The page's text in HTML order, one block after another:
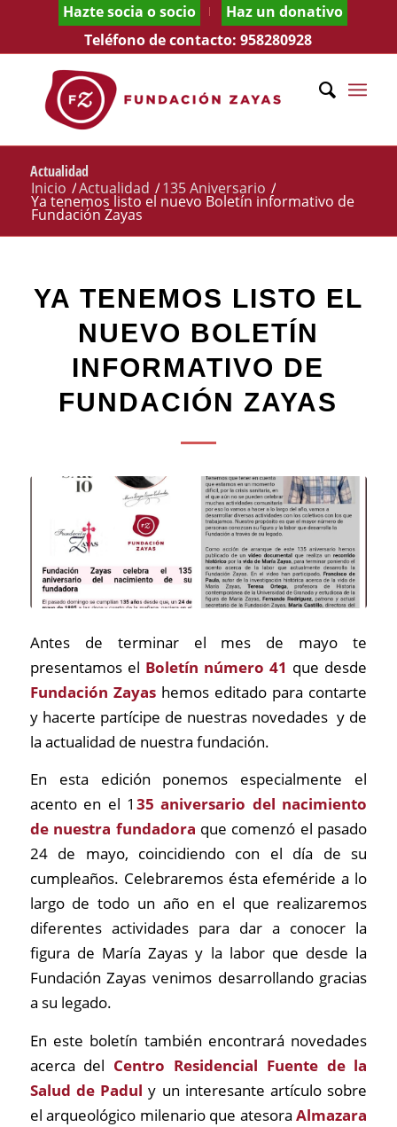
Hazte socia o socio
Haz un donativo
Teléfono de contacto:958280928
Actualidad
Inicio /Actualidad /135 Aniversario /
Ya tenemos listo el nuevo Boletín informativo de
Fundación Zayas
YA TENEMOS LISTO EL
NUEVO BOLETÍN
INFORMATIVO DE
FUNDACIÓN ZAYAS
Antes de terminar el mes de mayo te
presentamos el Boletín número 41 que desde
Fundación Zayashemos editado para contarte
y hacerte partícipe de nuestras novedades y de
la actualidad de nuestra fundación.
En esta edición ponemos especialmente el
acento en el 1 35 aniversario del nacimiento
de nuestra fundadora que comenzó el pasado
24 de mayo, coincidiendo con el día de su
cumpleaños. Celebraremos ésta efeméride a lo
largo de todo un año en el que realizaremos
diferentes actividades para dar a conocer la
figura de María Zayas y la labor que desde la
Fundación Zayas venimos desarrollando gracias
a su legado.
En este boletín también encontrará novedades
acerca del Centro Residencial Fuente de la
Salud de Paduly un interesante artículo sobre
el arqueológico milenario que atesoraAlmazara